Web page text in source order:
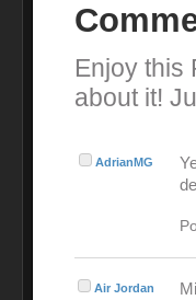
Enjoy this
about it!
AdrianMG
Air Jordan